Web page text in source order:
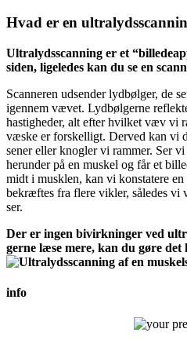
Hvad er en
Ultralydsscanning er et
siden, ligeledes kan du se en
Scanneren udsender lydbølger, de
igennem vævet. Lydbølgerne
hastigheder, alt efter hvilket væv vi
væske er forskelligt. Derved kan vi
sener eller knogler vi rammer. Ser
herunder på en muskel og får et
midt i musklen, kan vi konstatere
bekræftes fra flere vikler, således vi
ser.
Der er ingen bivirkninger ved
gerne læse mere, kan du gøre det
info